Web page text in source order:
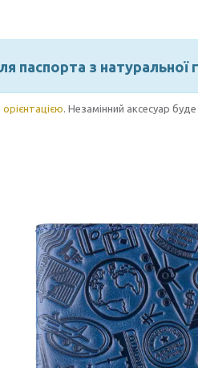
паспорта з натуральної
. Незамінний аксесуар